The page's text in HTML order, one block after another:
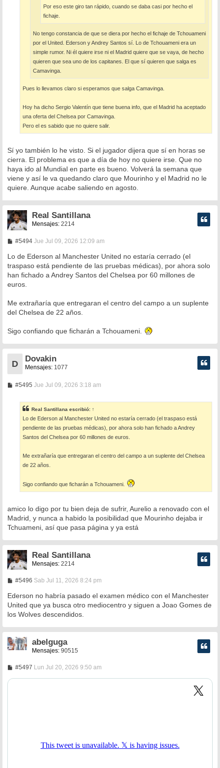
Por eso este giro tan rápido, cuando se daba casi por hecho el
fichaje.
No tengo constancia de que se diera por hecho el fichaje de Tchouameni
por el United. Ederson y Andrey Santos sí. Lo de Tchouameni era un
simple rumor. Ni él quiere irse ni el Madrid quiere que se vaya, de hecho
quieren que sea uno de los capitanes. El que sí quieren que salga es
Camavinga.
Pues lo llevamos claro si esperamos que salga Camavinga.
Hoy ha dicho Sergio Valentín que tiene buena info, que el Madrid ha aceptado
una oferta del Chelsea por Camavinga.
Pero el es sabido que no quiere salir.
Sí yo también lo he visto. Si el jugador dijera que sí en horas se
cierra. El problema es que a día de hoy no quiere irse. Que no
haya ido al Mundial en parte es bueno. Volverá la semana que
viene y así le va quedando claro que Mourinho y el Madrid no le
quiere. Aunque acabe saliendo en agosto.
Real Santillana
Mensajes: 2214
#5494M
n
s
a
j
Jue Jul 09, 2026 12:09 am
Lo de Ederson al Manchester United no estaría cerrado (el
traspaso está pendiente de las pruebas médicas), por ahora solo
han fichado a Andrey Santos del Chelsea por 60 millones de
euros.
Me extrañaría que entregaran el centro del campo a un suplente
del Chelsea de 22 años.
Sigo confiando que ficharán a Tchouameni.
D
Dovakin
Mensajes: 1077
#5495M
a
j
e
Jue Jul 09, 2026 3:18 am
Real Santillana escribió: ↑
Lo de Ederson al Manchester United no estaría cerrado (el traspaso está
pendiente de las pruebas médicas), por ahora solo han fichado a Andrey
Santos del Chelsea por 60 millones de euros.
Me extrañaría que entregaran el centro del campo a un suplente del Chelsea
de 22 años.
Sigo confiando que ficharán a Tchouameni.
amico lo digo por tu bien deja de sufrir, Aurelio a renovado con el
Madrid, y nunca a habido la posibilidad que Mourinho dejaba ir
Tchuameni, así que pasa página y ya está
Real Santillana
Mensajes: 2214
#5496M
n
a
j
Sab Jul 11, 2026 8:24 pm
Ederson no habría pasado el examen médico con el Manchester
United que ya busca otro mediocentro y siguen a Joao Gomes de
los Wolves descendidos.
abelguga
Mensajes: 90515
#5497M
n
Lun Jul 20, 2026 9:50 am